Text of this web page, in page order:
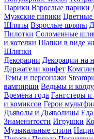
Парики Взрослые парики
Мужские парики Цветные
Шляпы Взрослые шляпы
Пилотки Соломенные
и котелки Шапки в виде
Шляпки
Декорации Декорации на
Держатели конфет
Темы и персонажи
вампирши Ведьмы и
Времена года Гангстеры и
и комиксов Герои
Дьяволы и Дьяволицы Еда
Знаменитости Игрушки
Музыкальные стили